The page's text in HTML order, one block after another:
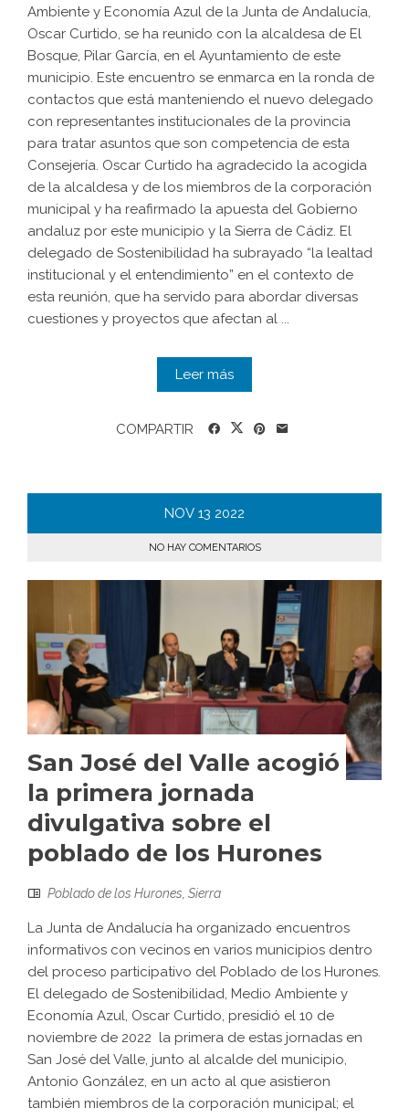
Ambiente y Economía Azul de la Junta de Andalucía,
Oscar Curtido, se ha reunido con la alcaldesa de El
Bosque, Pilar García, en el Ayuntamiento de este
municipio. Este encuentro se enmarca en la ronda de
contactos que está manteniendo el nuevo delegado
con representantes institucionales de la provincia
para tratar asuntos que son competencia de esta
Consejería. Oscar Curtido ha agradecido la acogida
de la alcaldesa y de los miembros de la corporación
municipal y ha reafirmado la apuesta del Gobierno
andaluz por este municipio y la Sierra de Cádiz. El
delegado de Sostenibilidad ha subrayado “la lealtad
institucional y el entendimiento” en el contexto de
esta reunión, que ha servido para abordar diversas
cuestiones y proyectos que afectan al ...
Leer más
COMPARTIR
NOV 13 2022
NO HAY COMENTARIOS
San José del Valle acogió
la primera jornada
divulgativa sobre el
poblado de los Hurones
Poblado de los Hurones Sierra
La Junta de Andalucía ha organizado encuentros
informativos con vecinos en varios municipios dentro
del proceso participativo del Poblado de los Hurones.
El delegado de Sostenibilidad, Medio Ambiente y
Economía Azul, Oscar Curtido, presidió el 10 de
noviembre de 2022 la primera de estas jornadas en
San José del Valle, junto al alcalde del municipio,
Antonio González, en un acto al que asistieron
también miembros de la corporación municipal; el